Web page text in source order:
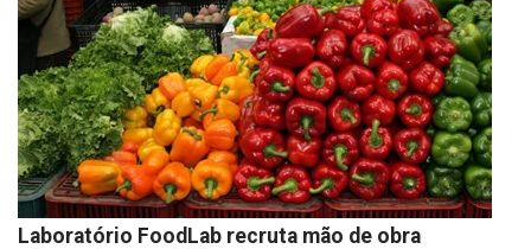
Laboratório FoodLab recruta mão de obra